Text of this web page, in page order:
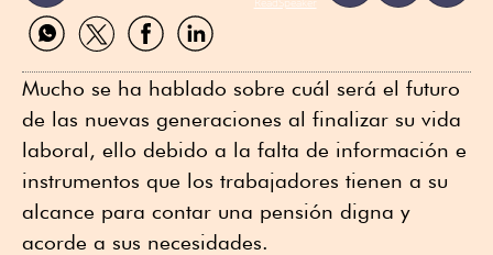
Compartir
por
Compartir
por
Compartir
por
Compartir
por
Mucho se ha hablado sobre cuál será el futuro
de las nuevas generaciones al finalizar su vida
laboral, ello debido a la falta de información e
instrumentos que los trabajadores tienen a su
alcance para contar una pensión digna y
acorde a sus necesidades.